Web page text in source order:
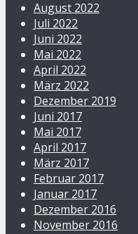
August 2022
Juli 2022
Juni 2022
Mai 2022
April 2022
März 2022
Dezember 2019
Juni 2017
Mai 2017
April 2017
März 2017
Februar 2017
Januar 2017
Dezember 2016
November 2016